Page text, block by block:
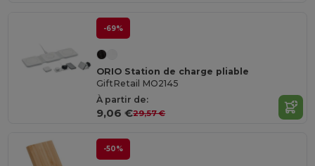
-69%
ORIO Station de charge pliable
GiftRetail MO2145
À partir de:
9,06 €29,57 €
-50%